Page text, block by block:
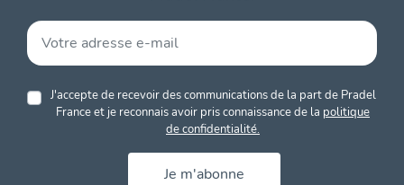
J'accepte de recevoir des communications de la part de Pradel
France et je reconnais avoir pris connaissance de la politique
de confidentialité.
Je m'abonne